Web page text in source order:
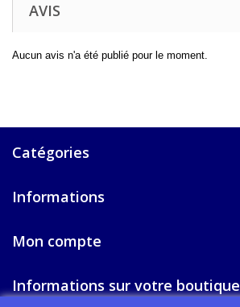
AVIS
Aucun avis n'a été publié pour le moment.
Catégories
Informations
Mon compte
Informations sur votre boutique